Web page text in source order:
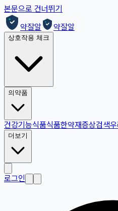
본문으로 건너뛰기
약잘알
약잘알
상호작용 체크
의약품
건강기능식품식품한약재증상검색
더보기
로그인